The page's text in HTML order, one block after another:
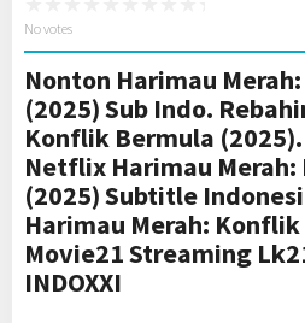
No votes
Nonton Harimau
(2025) Sub Indo.
Konflik Bermula
Netflix Harimau
(2025) Subtitle
Harimau Merah:
Movie21 Streaming
INDOXXI